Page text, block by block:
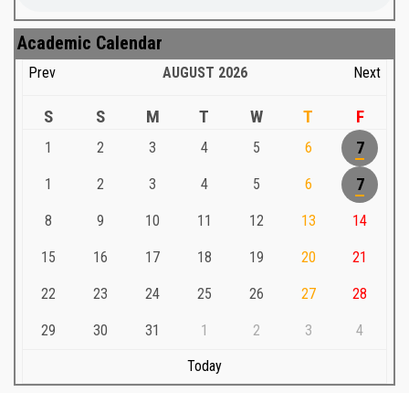
Academic Calendar
Prev AUGUST 2026 Next
S S M T W T F
1 2 3 4 5 6 7
1 2 3 4 5 6 7
8 9 10 11 12 13 14
15 16 17 18 19 20 21
22 23 24 25 26 27 28
29 30 31 1 2 3 4
Today